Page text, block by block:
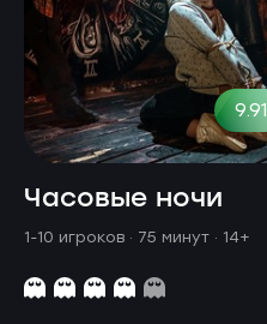
9.91
Часовые ночи
1-10 игроков · 75 минут · 14+